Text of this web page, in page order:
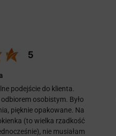
podejście do klienta.
osobistym. Było
pięknie opakowane. Na
(to wielka rzadkość
nie musiałam